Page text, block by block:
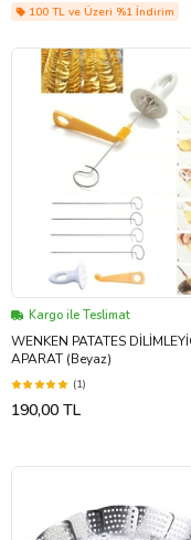
100 TL ve Üzeri %1 İndirim
Kargo ile Teslimat
WENKEN PATATES
APARAT (Beyaz)
(1)
190,00 TL